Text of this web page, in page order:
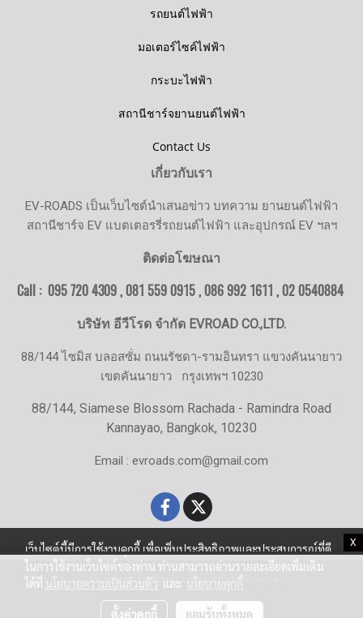
X
รถยนต์ไฟฟ้า
มอเตอร์ไซค์ไฟฟ้า
กระบะไฟฟ้า
สถานีชาร์จยานยนต์ไฟฟ้า
Contact Us
เกี่ยวกับเรา
EV-ROADS เป็นเว็บไซต์นำเสนอข่าว บทความ ยานยนต์ไฟฟ้า
สถานีชาร์จ EV แบตเตอรรี่รถยนต์ไฟฟ้า และอุปกรณ์ EV ฯลฯ
ติดต่อโฆษณา
Call : 095 720 4309 , 081 559 0915 , 086 992 1611 ,02 0540884
บริษัท อีวีโรด จำกัด EVROAD CO.,LTD.
88/144 ไซมิส บลอสซั่ม ถนนรัชดา-รามอินทรา แขวงคันนายาว
เขตคันนายาว กรุงเทพฯ 10230
88/144, Siamese Blossom Rachada - Ramindra Road
Kannayao, Bangkok, 10230
Email : evroads.com@gmail.com
© Copyright EV-Roads.com All Right Reserved
เว็บไซต์นี้มีการใช้งานคุกกี้ เพื่อเพิ่มประสิทธิภาพและประสบการณ์ที่ดี
ในการใช้งานเว็บไซต์ของท่าน ท่านสามารถอ่านรายละเอียดเพิ่มเติม
ได้ที่ นโยบายความเป็นส่วนตัว และ นโยบายคุกกี้
ตั้งค่าคุกกี้ ยอมรับทั้งหมด